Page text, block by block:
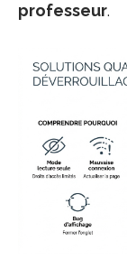
professeur.